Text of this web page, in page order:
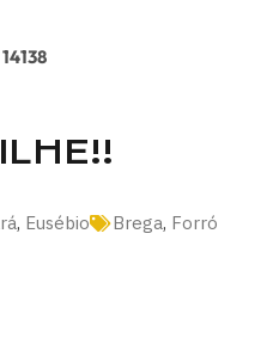
, Eusébio Brega, Forró